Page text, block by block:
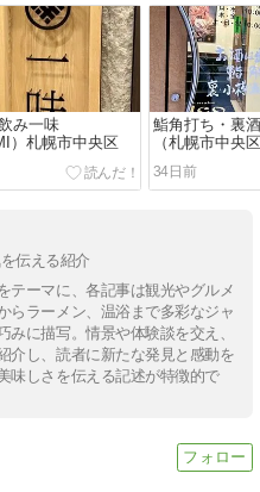
み一味
）札幌市中央区
鮨角打ち・裏
（札幌市中央
34日前
伝える紹介
テーマに、各記事は観光やグルメ
らラーメン、温浴まで多彩なジャ
に描写。情景や体験談を交え、
介し、読者に新たな発見と感動を
味しさを伝える記述が特徴的で